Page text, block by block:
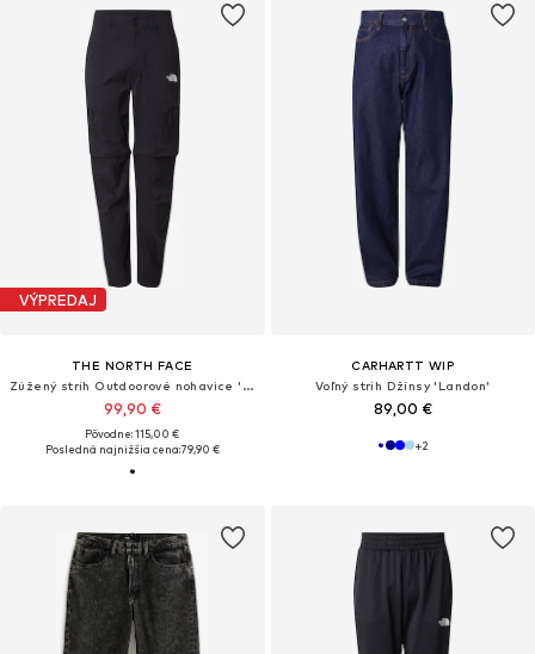
VÝPREDAJ
THE NORTH FACE
Zúžený strih Outdoorové nohavice 'EXPLORATION'
99,90 €
Pôvodne: 115,00 €
Posledná najnižšia cena:79,90 €
CARHARTT WIP
Voľný strih Džínsy 'Landon'
89,00 €
+2